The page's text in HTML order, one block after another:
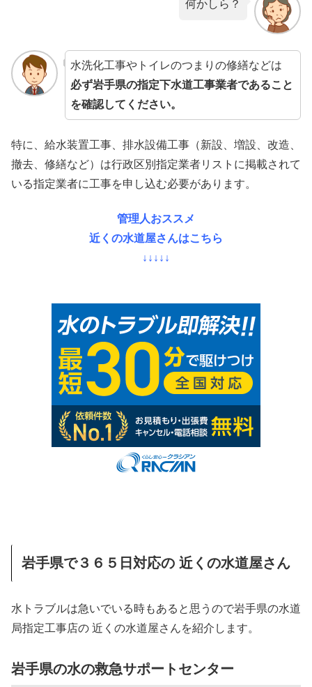
何かしら？
水洗化工事やトイレのつまりの修繕などは
必ず岩手県の指定下水道工事業者であること
を確認してください。
特に、給水装置工事、排水設備工事（新設、増設、改造、
撤去、修繕など）は行政区別指定業者リストに掲載されて
いる指定業者に工事を申し込む必要があります。
管理人おススメ
近くの水道屋さんはこちら
↓↓↓↓↓
岩手県で３６５日対応の 近くの水道屋さん
水トラブルは急いでいる時もあると思うので岩手県の水道
局指定工事店の 近くの水道屋さんを紹介します。
岩手県の水の救急サポートセンター